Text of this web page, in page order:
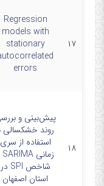
۱۷
Regression
models with
stationary
errors
۱۸
پیش‌بینی و
روند خشکسالی
استفاده از سری
شاخص SPI در
استان اصفهان